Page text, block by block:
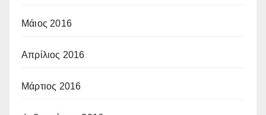
Μάιος 2016
Απρίλιος 2016
Μάρτιος 2016